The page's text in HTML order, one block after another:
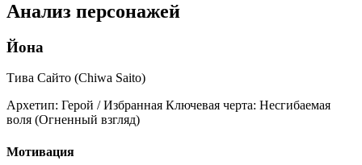
Анализ персонажей
Йона
Тива Сайто (Chiwa Saito)
Архетип: Герой / Избранная Ключевая черта: Несгибаемая
воля (Огненный взгляд)
Мотивация